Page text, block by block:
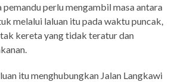
perlu mengambil masa antara
melalui laluan itu pada waktu puncak,
kereta yang tidak teratur dan
itu menghubungkan Jalan Langkawi